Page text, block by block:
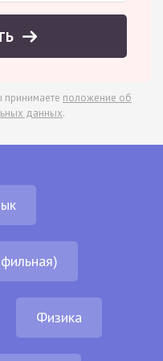
принимаете положение об
данных.
Физика